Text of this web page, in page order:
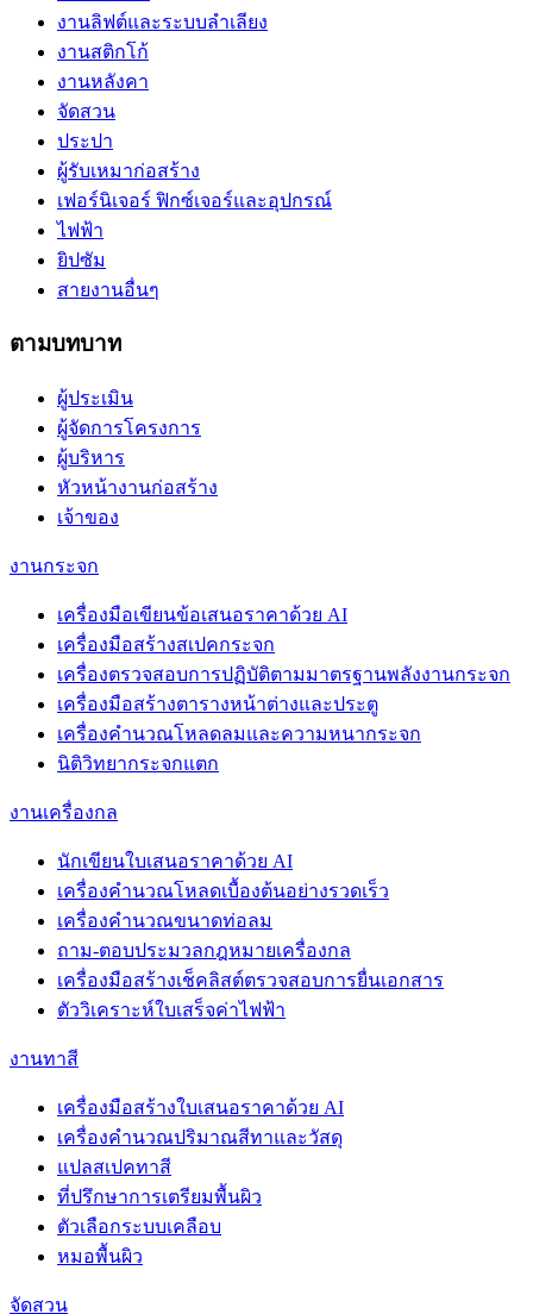
งานลิฟต์และระบบลำเลียง
งานสติกโก้
งานหลังคา
จัดสวน
ประปา
ผู้รับเหมาก่อสร้าง
เฟอร์นิเจอร์ ฟิกซ์เจอร์และอุปกรณ์
ไฟฟ้า
ยิปซัม
สายงานอื่นๆ
ตามบทบาท
ผู้ประเมิน
ผู้จัดการโครงการ
ผู้บริหาร
หัวหน้างานก่อสร้าง
เจ้าของ
งานกระจก
เครื่องมือเขียนข้อเสนอราคาด้วย AI
เครื่องมือสร้างสเปคกระจก
เครื่องตรวจสอบการปฏิบัติตามมาตรฐานพลังงานกระจก
เครื่องมือสร้างตารางหน้าต่างและประตู
เครื่องคำนวณโหลดลมและความหนากระจก
นิติวิทยากระจกแตก
งานเครื่องกล
นักเขียนใบเสนอราคาด้วย AI
เครื่องคำนวณโหลดเบื้องต้นอย่างรวดเร็ว
เครื่องคำนวณขนาดท่อลม
ถาม-ตอบประมวลกฎหมายเครื่องกล
เครื่องมือสร้างเช็คลิสต์ตรวจสอบการยื่นเอกสาร
ตัววิเคราะห์ใบเสร็จค่าไฟฟ้า
งานทาสี
เครื่องมือสร้างใบเสนอราคาด้วย AI
เครื่องคำนวณปริมาณสีทาและวัสดุ
แปลสเปคทาสี
ที่ปรึกษาการเตรียมพื้นผิว
ตัวเลือกระบบเคลือบ
หมอพื้นผิว
จัดสวน